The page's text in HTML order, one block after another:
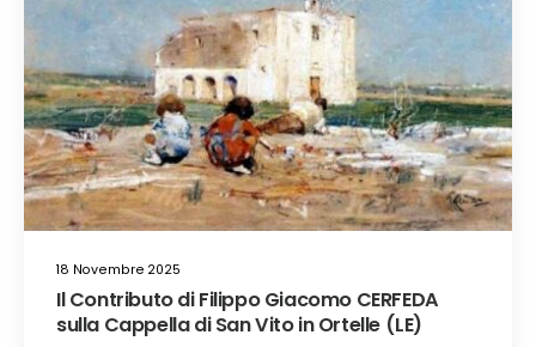
18 Novembre 2025
Il Contributo di Filippo Giacomo CERFEDA
sulla Cappella di San Vito in Ortelle (LE)